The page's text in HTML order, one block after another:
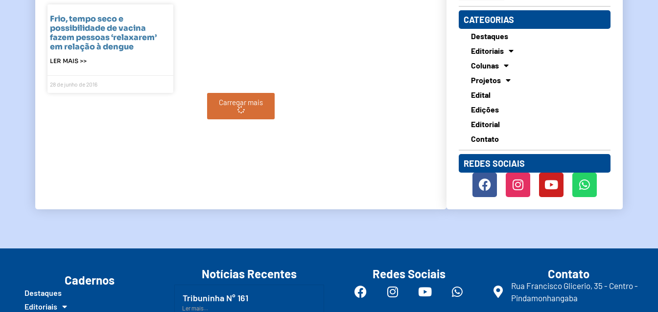
Frio, tempo seco e
possibilidade de vacina
fazem pessoas ‘relaxarem’
em relação à dengue
LER MAIS >>
28 de junho de 2016
Carregar mais
CATEGORIAS
Destaques
Editoriais
Colunas
Projetos
Edital
Edições
Editorial
Contato
REDES SOCIAIS
Cadernos
Destaques
Editoriais
Notícias Recentes
Tribuninha N° 161
Ler mais...
Redes Sociais Contato
Rua Francisco Glicerio, 35 - Centro -
Pindamonhangaba